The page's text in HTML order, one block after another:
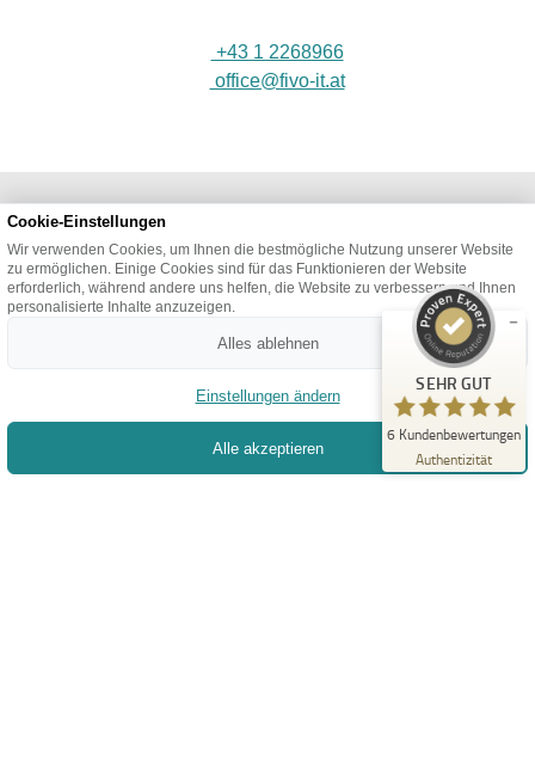
+43 1 2268966
office@fivo-it.at
Firma Vokoun | FIVO e.U.
Wir wollen durch unsere Erfahrung und der Freude an
individuellen Entwicklungen zu Ihrem Erfolg beitragen.
TERMIN BUCHEN
office@fivo-it.at
Cookie-Einstellungen
Wir verwenden Cookies, um Ihnen die bestmögliche Nutzung unserer Website
zu ermöglichen. Einige Cookies sind für das Funktionieren der Website
erforderlich, während andere uns helfen, die Website zu verbessern und Ihnen
personalisierte Inhalte anzuzeigen.
Alles ablehnen
Einstellungen ändern
Alle akzeptieren
SEHR GUT
6 Kundenbewertungen
Authentizität
FIVO e.U.
100
Empfehlungen auf
ProvenExpert.com
4,93
/
5,00
Bewertungen auf ProvenExpert.com
Erfahren Sie mehr über dieses Bewertungssiegel
29.11.2025
Profil ansehen